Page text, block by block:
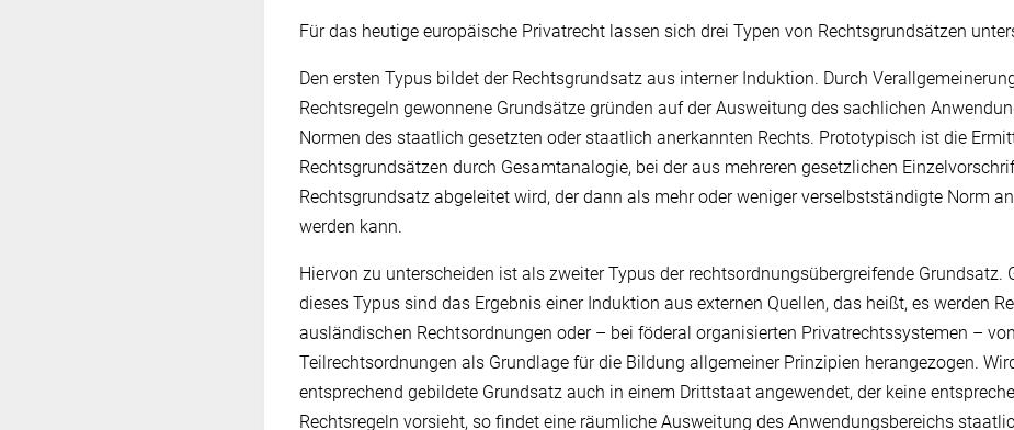
Für das heutige europäische Privatrecht lassen sich drei Typen von Rechtsgrundsätzen
Den ersten Typus bildet der Rechtsgrundsatz aus interner Induktion. Durch
Rechtsregeln gewonnene Grundsätze gründen auf der Ausweitung des sachlichen
Normen des staatlich gesetzten oder staatlich anerkannten Rechts. Prototypisch ist die
Rechtsgrundsätzen durch Gesamtanalogie, bei der aus mehreren gesetzlichen
Rechtsgrundsatz abgeleitet wird, der dann als mehr oder weniger verselbstständigte Norm
werden kann.
Hiervon zu unterscheiden ist als zweiter Typus der rechtsordnungsübergreifende Grundsatz.
dieses Typus sind das Ergebnis einer Induktion aus externen Quellen, das heißt, es werden
ausländischen Rechtsordnungen oder – bei föderal organisierten Privatrechtssystemen –
Teilrechtsordnungen als Grundlage für die Bildung allgemeiner Prinzipien herangezogen.
entsprechend gebildete Grundsatz auch in einem Drittstaat angewendet, der keine
Rechtsregeln vorsieht, so findet eine räumliche Ausweitung des Anwendungsbereichs